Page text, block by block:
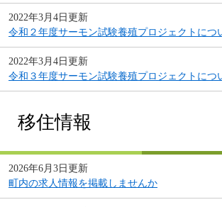
2022年3月4日更新
令和２年度サーモン試験養殖プロジェクトにつ
2022年3月4日更新
令和３年度サーモン試験養殖プロジェクトにつ
移住情報
2026年6月3日更新
町内の求人情報を掲載しませんか